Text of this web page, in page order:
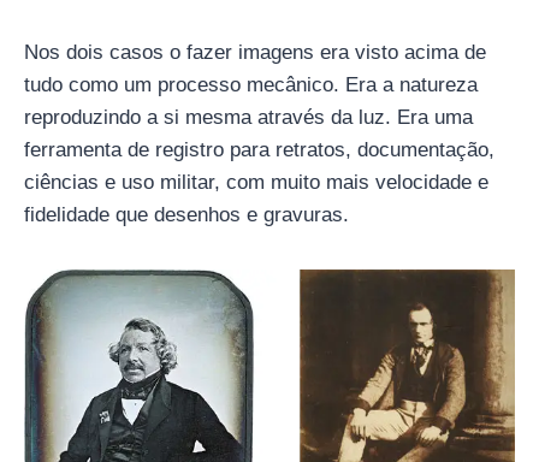
Nos dois casos o fazer imagens era visto acima de
tudo como um processo mecânico. Era a natureza
reproduzindo a si mesma através da luz. Era uma
ferramenta de registro para retratos, documentação,
ciências e uso militar, com muito mais velocidade e
fidelidade que desenhos e gravuras.